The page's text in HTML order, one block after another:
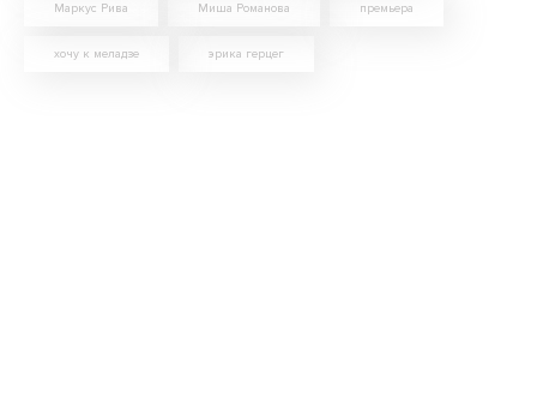
Маркус Рива Миша Романова премьера
хочу к меладзе эрика герцег